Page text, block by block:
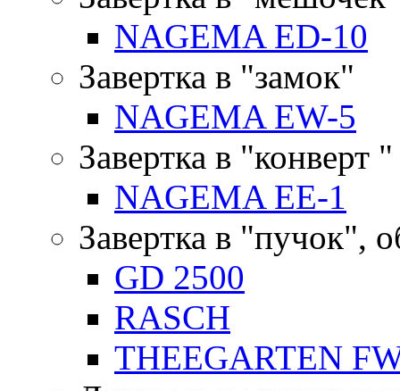
NAGEMA ED-10
Завертка в "замок"
NAGEMA EW-5
Завертка в "конверт "
NAGEMA EE-1
Завертка в "пучок",
GD 2500
RASCH
THEEGARTEN